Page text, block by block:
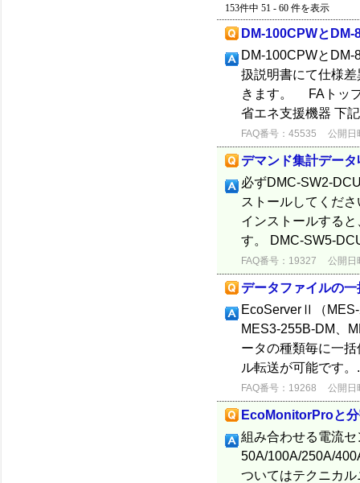
153件中 51 - 60 件を表示
DM-100CPWと
DM-100CPWと
扱説明書にて仕様
きます。 FAトップ
省エネ支援機器 下
FAQ番号：45535 公開日
デマンド集計デー
必ずDMC-SW2-
ストールしてくだ
インストールする
す。 DMC-SW5-
FAQ番号：19327 公開日
データファイルの
EcoServerⅡ（
MES3-255B-DM、
ータの種類毎に一
ル転送が可能です
FAQ番号：19268 公開日
EcoMonitorProと
組み合わせる電流
50A/100A/250A/
ついてはテクニカ